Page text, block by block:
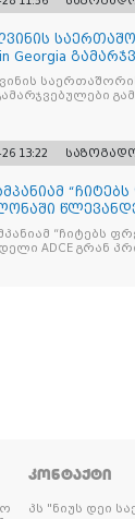
in Georgia
საერთაშორისო კონკურსზე
13:22
“ჩიტებს
წლევანდელი
ᲙᲝᲜᲢᲐᲥᲢᲘ
პს "ნიუს დეი